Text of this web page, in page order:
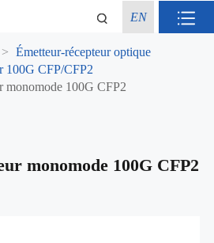
EN
Émetteur-récepteur optique
100G CFP/CFP2
monomode 100G CFP2
monomode 100G CFP2